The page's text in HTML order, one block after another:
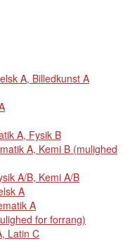
A, Billedkunst A
A, Fysik B
A, Kemi B (mulighed
A/B, Kemi A/B
A
A
for forrang)
Latin C